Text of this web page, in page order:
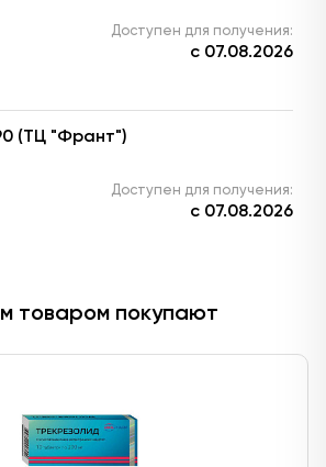
Доступен для получения:
с 07.08.2026
(ТЦ "Франт")
Доступен для получения:
с 07.08.2026
(ТЦ "Престиж")
товаром покупают